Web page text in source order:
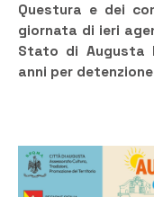
Questura e dei
giornata di ieri
Stato di Augusta
anni per